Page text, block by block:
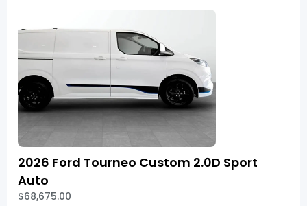
2026 Ford Tourneo Custom 2.0D Sport
Auto
$68,675.00